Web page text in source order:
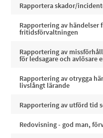
Rapportera skador/
Rapportering av händelser
fritidsförvaltningen
Rapportering av
för ledsagare och avlösare
Rapportering av otrygga
livslångt lärande
Rapportering av utförd tid
Redovisning - god man,